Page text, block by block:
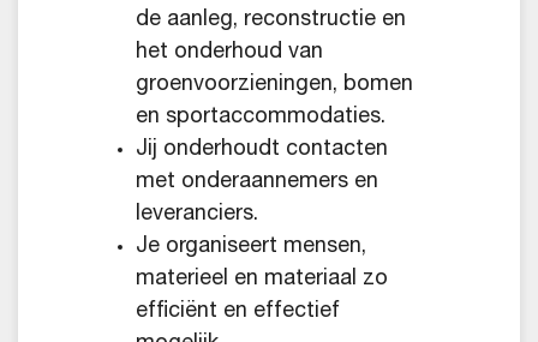
de aanleg, reconstructie en
het onderhoud van
groenvoorzieningen, bomen
en sportaccommodaties.
Jij onderhoudt contacten
met onderaannemers en
leveranciers.
Je organiseert mensen,
materieel en materiaal zo
efficiënt en effectief